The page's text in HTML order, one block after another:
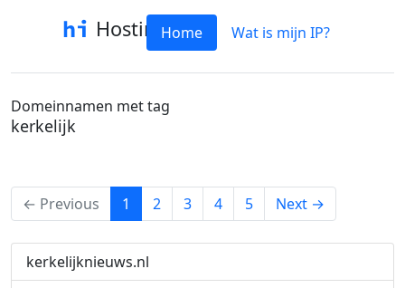
HostinfoHome Wat is mijn IP?
Domeinnamen met tag
kerkelijk
← Previous 1 (current)
2 3 4 5 Next →
kerkelijknieuws.nl